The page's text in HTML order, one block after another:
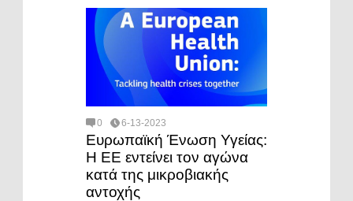
0 6-13-2023
Ευρωπαϊκή Ένωση Υγείας:
Η ΕΕ εντείνει τον αγώνα
κατά της μικροβιακής
αντοχής